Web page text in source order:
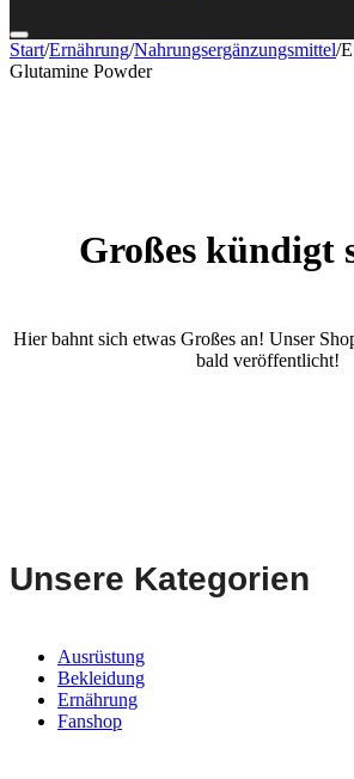
Start/Ernährung/Nahrungsergänzungsmittel/
Glutamine Powder
Großes kündigt
Hier bahnt sich etwas Großes an! Unser
bald veröffentlicht!
Unsere Kategorien
Ausrüstung
Bekleidung
Ernährung
Fanshop